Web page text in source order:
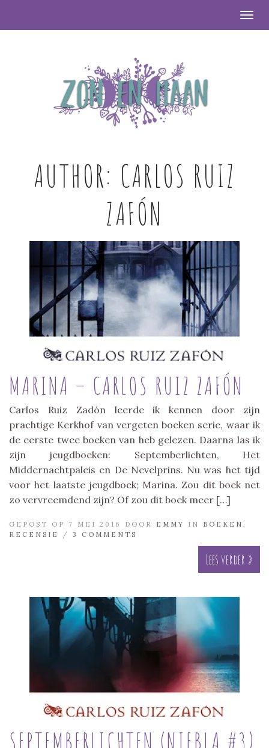
AUTHOR: CARLOS RUIZ
ZAFÓN
MARINA – CARLOS RUIZ ZAFÓN
Carlos Ruiz Zadón leerde ik kennen door zijn
prachtige Kerkhof van vergeten boeken serie, waar ik
de eerste twee boeken van heb gelezen. Daarna las ik
zijn jeugdboeken: Septemberlichten, Het
Middernachtpaleis en De Nevelprins. Nu was het tijd
voor het laatste jeugdboek; Marina. Zou dit boek net
zo vervreemdend zijn? Of zou dit boek meer […]
GEPOST OP 7 MEI 2016 DOOR EMMY IN BOEKEN
RECENSIE
/ 3 COMMENTS
Lees verder »
SEPTEMBERLICHTEN (NIEBLA #3)